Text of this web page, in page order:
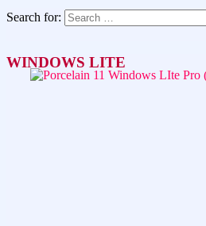
Search for:
WINDOWS LITE